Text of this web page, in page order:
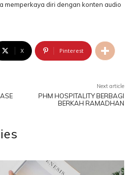
memperkaya diri dengan konten audio
X Pinterest
Next article
PHM HOSPITALITY BERBAGI
BERKAH RAMADHAN